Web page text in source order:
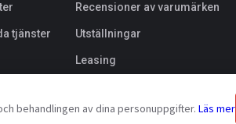
tjänster
Recensioner av varumärken
Utställningar
Leasing
behandlingen av dina personuppgifter. Läs mer